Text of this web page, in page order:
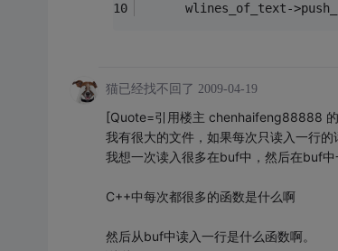
wlines_of_text-
猫已经找不回了 2009-04-19
[Quote=引用楼主 chenhaifeng88888
我有很大的文件，如果每次只读入一行的
我想一次读入很多在buf中，然后在buf中
C++中每次都很多的函数是什么啊
然后从buf中读入一行是什么函数啊。